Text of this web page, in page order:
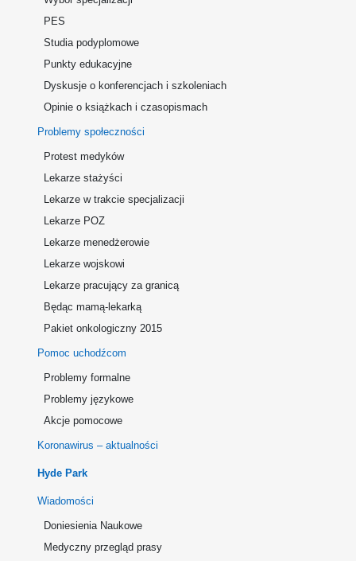
PES
Studia podyplomowe
Punkty edukacyjne
Dyskusje o konferencjach i szkoleniach
Opinie o książkach i czasopismach
Problemy społeczności
Protest medyków
Lekarze stażyści
Lekarze w trakcie specjalizacji
Lekarze POZ
Lekarze menedżerowie
Lekarze wojskowi
Lekarze pracujący za granicą
Będąc mamą-lekarką
Pakiet onkologiczny 2015
Pomoc uchodźcom
Problemy formalne
Problemy językowe
Akcje pomocowe
Koronawirus – aktualności
Hyde Park
Wiadomości
Doniesienia Naukowe
Medyczny przegląd prasy